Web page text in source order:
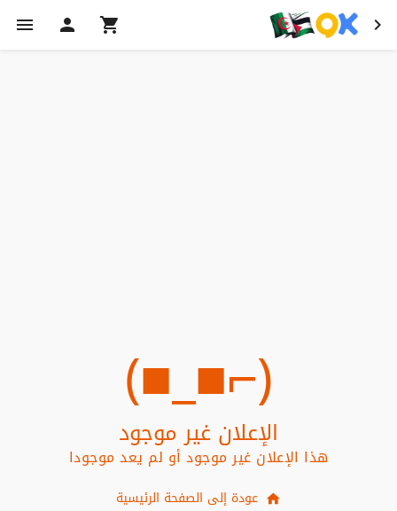
(⌐■_■)
الإعلان غير موجود
هذا الإعلان غير موجود أو لم يعد موجودا
عودة إلى الصفحة الرئيسية